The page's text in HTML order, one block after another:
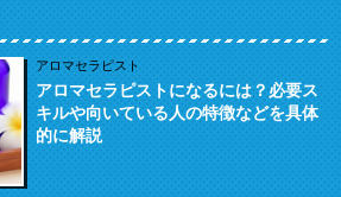
アロマセラピスト
アロマセラピストになるには？必要ス
キルや向いている人の特徴などを具体
的に解説